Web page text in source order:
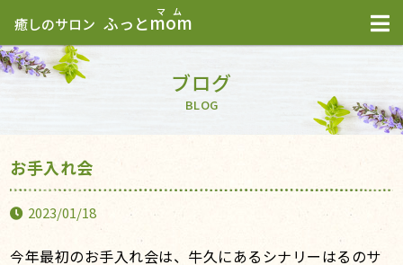
癒しのサロン ふっとmom
ブログ
BLOG
お手入れ会
2023/01/18
今年最初のお手入れ会は、牛久にあるシナリーはるのサ